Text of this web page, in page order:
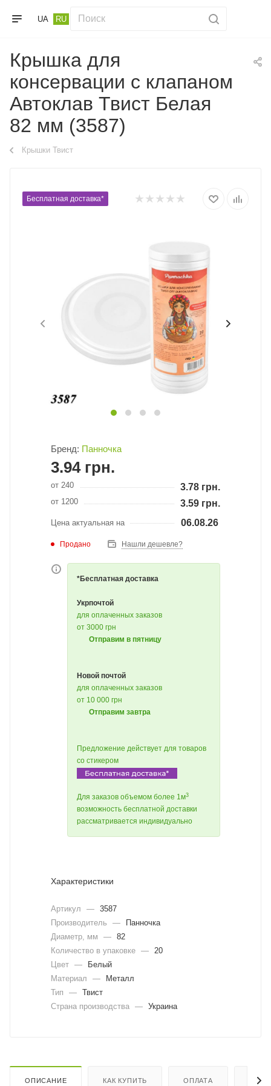
UA RU
Крышка для
консервации с клапаном
Автоклав Твист Белая
82 мм (3587)
Крышки Твист
Бесплатная доставка*
Бренд: Панночка
3.94грн.
от 240 3.78 грн.
от 1200 3.59 грн.
Цена актуальная на 06.08.26
Продано Нашли дешевле?
*Бесплатная доставка
Укрпочтой
для оплаченных заказов
от 3000 грн
Отправим в пятницу
Новой почтой
для оплаченных заказов
от 10 000 грн
Отправим завтра
Предложение действует для товаров
со стикером
Для заказов объемом более 1м3
возможность бесплатной доставки
рассматривается индивидуально
Характеристики
Артикул — 3587
Производитель
—
Панночка
Диаметр, мм
— 82
Количество в упаковке —
20
Цвет —
Белый
Материал
—
Металл
Тип
— Твист
Страна производства — Украина
ОПИСАНИЕ КАК КУПИТЬ ОПЛАТА